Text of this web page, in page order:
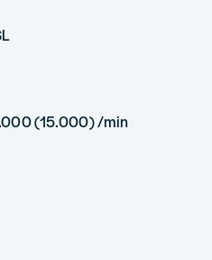
(15.000) /min